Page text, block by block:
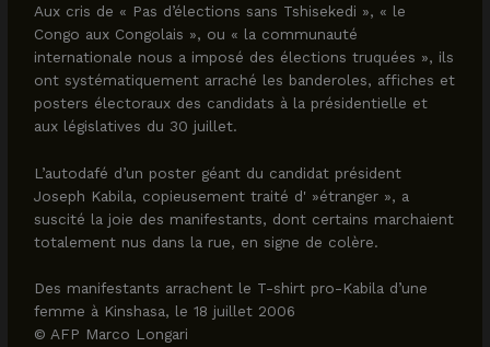
Aux cris de « Pas d’élections sans Tshisekedi », « le
Congo aux Congolais », ou « la communauté
internationale nous a imposé des élections truquées », ils
ont systématiquement arraché les banderoles, affiches et
posters électoraux des candidats à la présidentielle et
aux législatives du 30 juillet.
L’autodafé d’un poster géant du candidat président
Joseph Kabila, copieusement traité d' »étranger », a
suscité la joie des manifestants, dont certains marchaient
totalement nus dans la rue, en signe de colère.
Des manifestants arrachent le T-shirt pro-Kabila d’une
femme à Kinshasa, le 18 juillet 2006
© AFP Marco Longari